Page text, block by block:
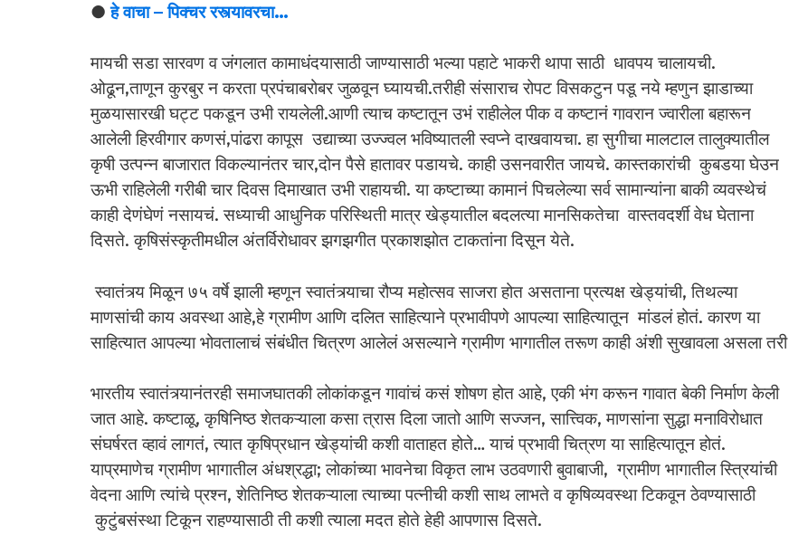
● हे वाचा – पिक्चर रस्त्यावरचा…
मायची सडा सारवण व जंगलात कामाधंदयासाठी जाण्यासाठी भल्या पहाटे भाकरी थापा साठी धावपय चालायची.
ओढून,ताणून कुरबुर न करता प्रपंचाबरोबर जुळवून घ्यायची.तरीही संसाराच रोपट विसकटुन पडू नये म्हणुन झाडाच्या
मुळयासारखी घट्ट पकडून उभी रायलेली.आणी त्याच कष्टातून उभं राहीलेल पीक व कष्टानं गावरान ज्वारीला बहारून
आलेली हिरवीगार कणसं,पांढरा कापूस उद्याच्या उज्ज्वल भविष्यातली स्वप्ने दाखवायचा. हा सुगीचा मालटाल तालुक्यातील
कृषी उत्पन्न बाजारात विकल्यानंतर चार,दोन पैसे हातावर पडायचे. काही उसनवारीत जायचे.‌ कास्तकारांची कुबडया घेउन
ऊभी राहिलेली गरीबी चार दिवस दिमाखात उभी राहायची. या कष्टाच्या कामानं पिचलेल्या सर्व सामान्यांना बाकी व्यवस्थेचं
काही देणंघेणं नसायचं. सध्याची आधुनिक परिस्थिती मात्र खेड्यातील बदलत्या मानसिकतेचा वास्तवदर्शी वेध घेताना
दिसते. कृषिसंस्कृतीमधील अंतर्विरोधावर झगझगीत प्रकाशझोत टाकतांना दिसून येते.
स्वातंत्र्य मिळून ७५ वर्षे झाली म्हणून स्वातंत्र्याचा रौप्य महोत्सव साजरा होत असताना प्रत्यक्ष खेड्यांची, तिथल्या
माणसांची काय अवस्था आहे,हे ग्रामीण आणि दलित साहित्याने प्रभावीपणे आपल्या साहित्यातून मांडलं होतं. कारण या
साहित्यात आपल्या भोवतालाचं संबंधीत चित्रण आलेलं असल्याने ग्रामीण भागातील तरूण काही अंशी सुखावला असला तरी
भारतीय स्वातंत्र्यानंतरही समाजघातकी लोकांकडून गावांचं कसं शोषण होत आहे, एकी भंग करून गावात बेकी निर्माण केली
जात आहे. कष्टाळू, कृषिनिष्ठ शेतकऱ्याला कसा त्रास दिला जातो आणि सज्जन, सात्त्विक, माणसांना सुद्धा मनाविरोधात
संघर्षरत व्हावं लागतं, त्यात कृषिप्रधान खेड्यांची कशी वाताहत होते… याचं प्रभावी चित्रण या साहित्यातून होतं.
याप्रमाणेच ग्रामीण भागातील अंधश्रद्धा; लोकांच्या भावनेचा विकृत लाभ उठवणारी बुवाबाजी, ग्रामीण भागातील स्त्रियांची
वेदना आणि त्यांचे प्रश्न, शेतिनिष्ठ शेतकऱ्याला त्याच्या पत्नीची कशी साथ लाभते व कृषिव्यवस्था टिकवून ठेवण्यासाठी
कुटुंबसंस्था टिकून राहण्यासाठी ती कशी त्याला मदत होते हेही आपणास दिसते.